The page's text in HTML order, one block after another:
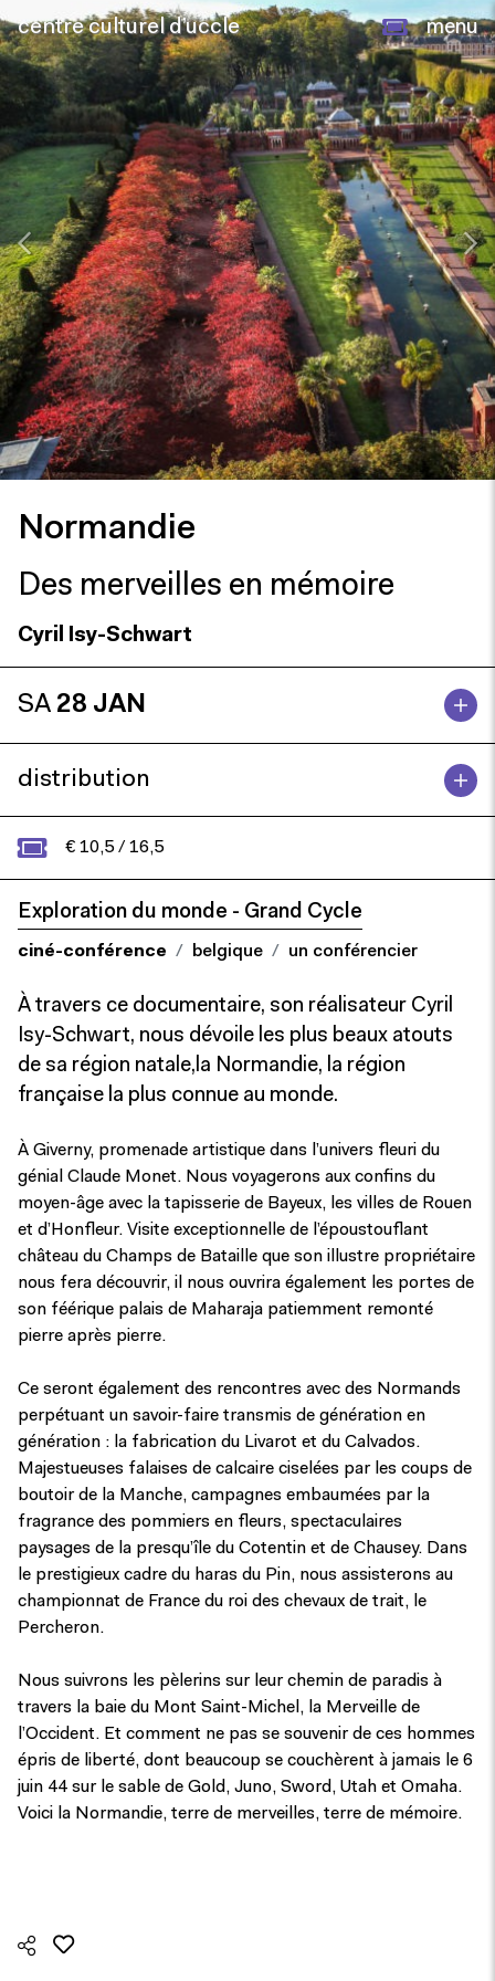
centre culturel d’uccle menu
Normandie
Des merveilles en mémoire
Cyril Isy-Schwart
SA 28 JAN
distribution
€ 10,5 / 16,5
Exploration du monde - Grand Cycle
ciné-conférence belgique un conférencier
À travers ce documentaire, son réalisateur Cyril
Isy-Schwart, nous dévoile les plus beaux atouts
de sa région natale,la Normandie, la région
française la plus connue au monde.
À Giverny, promenade artistique dans l’univers fleuri du
génial Claude Monet. Nous voyagerons aux confins du
moyen-âge avec la tapisserie de Bayeux, les villes de Rouen
et d’Honfleur. Visite exceptionnelle de l’époustouflant
château du Champs de Bataille que son illustre propriétaire
nous fera découvrir, il nous ouvrira également les portes de
son féérique palais de Maharaja patiemment remonté
pierre après pierre.
Ce seront également des rencontres avec des Normands
perpétuant un savoir-faire transmis de génération en
génération : la fabrication du Livarot et du Calvados.
Majestueuses falaises de calcaire ciselées par les coups de
boutoir de la Manche, campagnes embaumées par la
fragrance des pommiers en fleurs, spectaculaires
paysages de la presqu’île du Cotentin et de Chausey. Dans
le prestigieux cadre du haras du Pin, nous assisterons au
championnat de France du roi des chevaux de trait, le
Percheron.
Nous suivrons les pèlerins sur leur chemin de paradis à
travers la baie du Mont Saint-Michel, la Merveille de
l’Occident. Et comment ne pas se souvenir de ces hommes
épris de liberté, dont beaucoup se couchèrent à jamais le 6
juin 44 sur le sable de Gold, Juno, Sword, Utah et Omaha.
Voici la Normandie, terre de merveilles, terre de mémoire.